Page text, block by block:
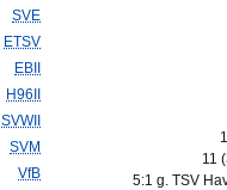
SVE
ETSV
EBII
H96II
SVWII
SVM
VfB
11
5:1 g. TSV